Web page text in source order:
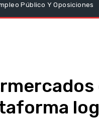
Público Y Oposiciones